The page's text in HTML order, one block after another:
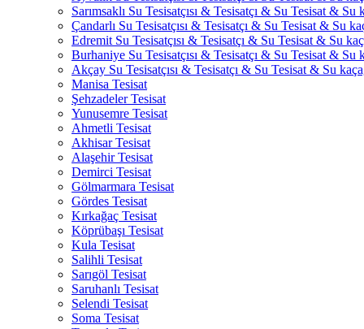
Sarımsaklı Su Tesisatçısı & Tesisatçı & Su Tesisat & Su
Çandarlı Su Tesisatçısı & Tesisatçı & Su Tesisat & Su
Edremit Su Tesisatçısı & Tesisatçı & Su Tesisat & Su
Burhaniye Su Tesisatçısı & Tesisatçı & Su Tesisat & Su
Akçay Su Tesisatçısı & Tesisatçı & Su Tesisat & Su
Manisa Tesisat
Şehzadeler Tesisat
Yunusemre Tesisat
Ahmetli Tesisat
Akhisar Tesisat
Alaşehir Tesisat
Demirci Tesisat
Gölmarmara Tesisat
Gördes Tesisat
Kırkağaç Tesisat
Köprübaşı Tesisat
Kula Tesisat
Salihli Tesisat
Sarıgöl Tesisat
Saruhanlı Tesisat
Selendi Tesisat
Soma Tesisat